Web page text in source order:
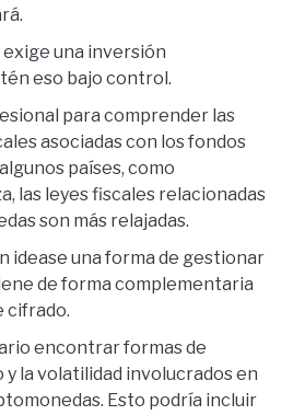
una inversión
eso bajo control.
para comprender las
asociadas con los fondos
países, como
las leyes fiscales relacionadas
son más relajadas.
idease una forma de gestionar
de forma complementaria
cifrado.
encontrar formas de
la volatilidad involucrados en
Esto podría incluir